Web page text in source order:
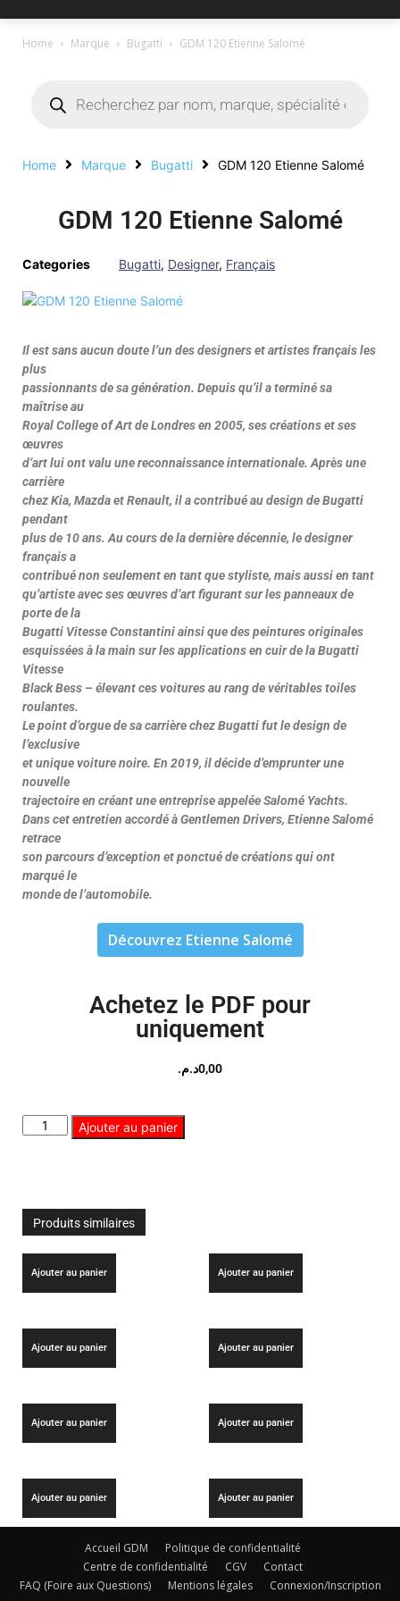
Home Marque Bugatti GDM 120 Etienne Salomé
Home Marque Bugatti GDM 120 Etienne Salomé
GDM 120 Etienne Salomé
Categories Bugatti, Designer, Français
Il est sans aucun doute l’un des designers et artistes français les
plus
passionnants de sa génération. Depuis qu’il a terminé sa
maîtrise au
Royal College of Art de Londres en 2005, ses créations et ses
œuvres
d’art lui ont valu une reconnaissance internationale. Après une
carrière
chez Kia, Mazda et Renault, il a contribué au design de Bugatti
pendant
plus de 10 ans. Au cours de la dernière décennie, le designer
français a
contribué non seulement en tant que styliste, mais aussi en tant
qu’artiste avec ses œuvres d’art figurant sur les panneaux de
porte de la
Bugatti Vitesse Constantini ainsi que des peintures originales
esquissées à la main sur les applications en cuir de la Bugatti
Vitesse
Black Bess – élevant ces voitures au rang de véritables toiles
roulantes.
Le point d’orgue de sa carrière chez Bugatti fut le design de
l’exclusive
et unique voiture noire. En 2019, il décide d’emprunter une
nouvelle
trajectoire en créant une entreprise appelée Salomé Yachts.
Dans cet entretien accordé à Gentlemen Drivers, Etienne Salomé
retrace
son parcours d’exception et ponctué de créations qui ont
marqué le
monde de l’automobile.
Découvrez Etienne Salomé
Achetez le PDF pour
uniquement
0,00د.م.
Ajouter au panier
Produits similaires
Ajouter au panier Ajouter au panier
Ajouter au panier Ajouter au panier
Ajouter au panier Ajouter au panier
Ajouter au panier Ajouter au panier
Accueil GDM
Politique de confidentialité
Centre de confidentialité
CGV
Contact
FAQ (Foire aux Questions)
Mentions légales Connexion/Inscription